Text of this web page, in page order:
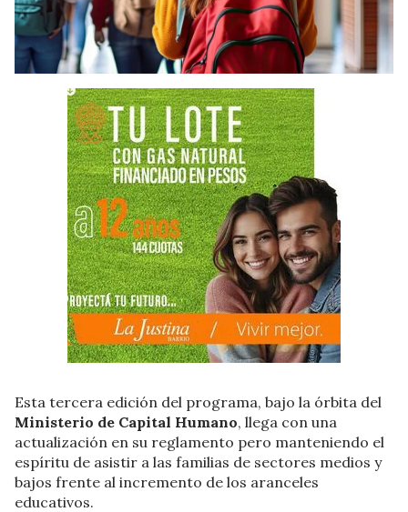
Esta tercera edición del programa, bajo la órbita del
Ministerio de Capital Humano, llega con una
actualización en su reglamento pero manteniendo el
espíritu de asistir a las familias de sectores medios y
bajos frente al incremento de los aranceles
educativos.